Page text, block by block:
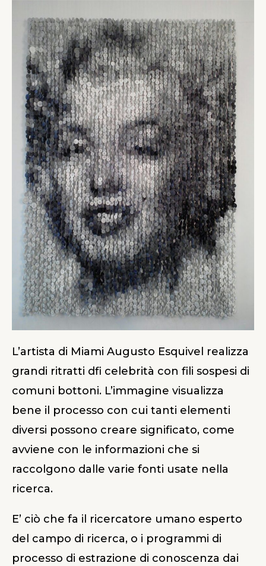
L’artista di Miami Augusto Esquivel realizza
grandi ritratti dfi celebrità con fili sospesi di
comuni bottoni. L’immagine visualizza
bene il processo con cui tanti elementi
diversi possono creare significato, come
avviene con le informazioni che si
raccolgono dalle varie fonti usate nella
ricerca.
E’ ciò che fa il ricercatore umano esperto
del campo di ricerca, o i programmi di
processo di estrazione di conoscenza dai